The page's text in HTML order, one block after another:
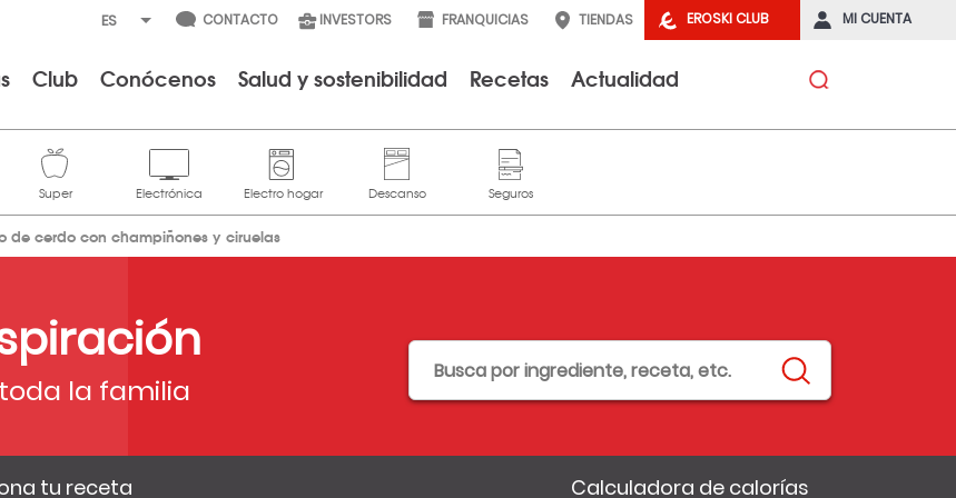
EROSKI CLUB MI CUENTA
CONTACTO INVESTORS FRANQUICIAS TIENDAS
Club Conócenos Salud y sostenibilidad Recetas Actualidad
de cerdo con champiñones y ciruelas
la familia
tu receta Calculadora de calorías